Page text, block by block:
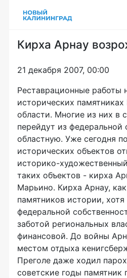
Кирха Арнау
21 декабря 2007, 00:00
Реставрационные работы
исторических
области. Многие из них в
перейдут из федеральной
областную. Уже сегодня
исторических объектов
историко-
таких объектов - кирха
Марьино. Кирха Арнау,
памятников истории,
федеральной
заботой региональных
финансовой. До войны
местом отдыха
Преголе даже ходил
советские годы памятник